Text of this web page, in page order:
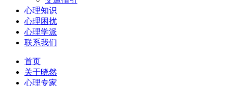
心理知识
心理困扰
心理学派
联系我们
首页
关于晓然
心理专家